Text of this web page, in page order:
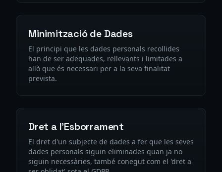
Minimització de Dades
El principi que les dades personals recollides
han de ser adequades, rellevants i limitades a
allò que és necessari per a la seva finalitat
prevista.
Dret a l'Esborrament
El dret d'un subjecte de dades a fer que les seves
dades personals siguin eliminades quan ja no
siguin necessàries, també conegut com el 'dret a